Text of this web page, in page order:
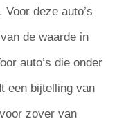
deze auto’s
de waarde in
auto’s die onder
een bijtelling van
zover van